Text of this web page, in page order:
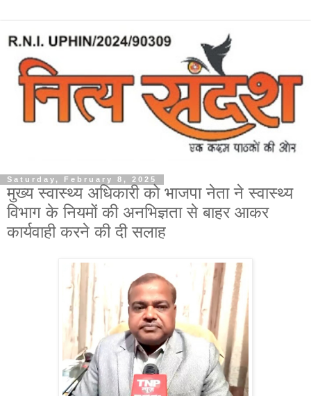
Saturday, February 8, 2025
मुख्य स्वास्थ्य अधिकारी को भाजपा नेता ने स्वास्थ्य
विभाग के नियमों की अनभिज्ञता से बाहर आकर
कार्यवाही करने की दी सलाह